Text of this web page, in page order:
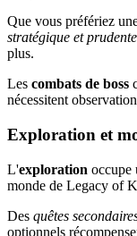
Que vous préfériez
stratégique et prudente
plus.
Les combats de boss
nécessitent
Exploration et
L'exploration occupe
monde de Legacy of
Des quêtes
optionnels